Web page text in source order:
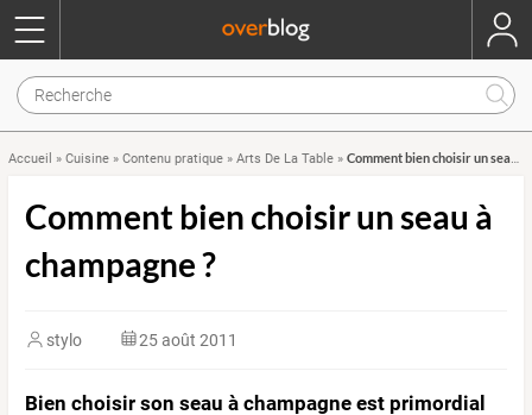
Accueil » Cuisine » Contenu pratique » Arts De La Table » Comment bien choisir un seau à champagne ?
Comment bien choisir un seau à
champagne ?
stylo 25 août 2011
Bien choisir son seau à champagne est primordial